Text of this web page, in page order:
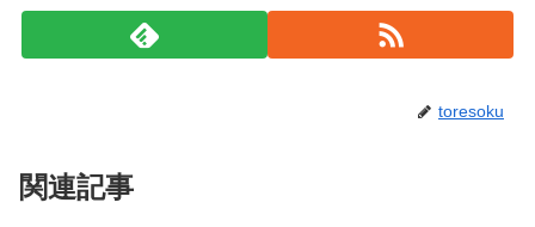
toresoku
関連記事